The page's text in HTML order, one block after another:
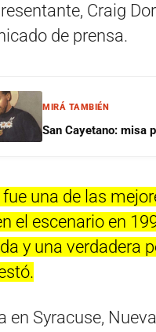
Craig
de prensa.
MIRÁ TAMBIÉN
San Cayetano: misa
fue una de las
el escenario en
y una verdadera
en Syracuse,